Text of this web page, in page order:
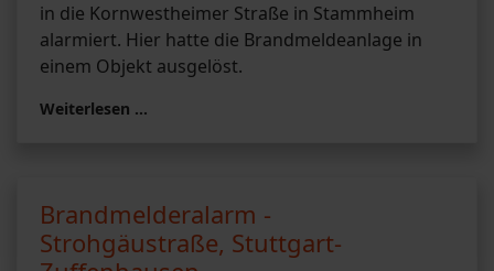
in die Kornwestheimer Straße in Stammheim
alarmiert. Hier hatte die Brandmeldeanlage in
einem Objekt ausgelöst.
Weiterlesen …
Brandmelderalarm -
Strohgäustraße, Stuttgart-